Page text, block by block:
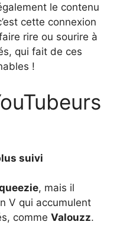
le contenu
cette connexion
rire ou sourire à
qui fait de ces
!
suivi
, mais il
V qui accumulent
comme Valouzz.